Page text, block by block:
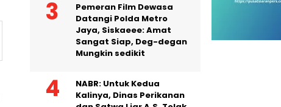
Pemeran Film Dewasa
Datangi Polda Metro
Jaya, Siskaeee: Amat
Sangat Siap, Deg-degan
Mungkin sedikit
NABR: Untuk Kedua
Kalinya, Dinas Perikanan